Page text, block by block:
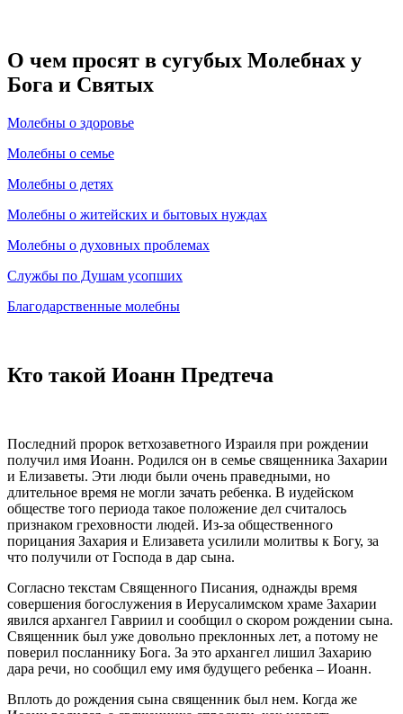
О чем просят в сугубых Молебнах у
Бога и Святых
Молебны о здоровье
Молебны о семье
Молебны о детях
Молебны о житейских и бытовых нуждах
Молебны о духовных проблемах
Службы по Душам усопших
Благодарственные молебны
Кто такой Иоанн Предтеча
Последний пророк ветхозаветного Израиля при рождении
получил имя Иоанн. Родился он в семье священника Захарии
и Елизаветы. Эти люди были очень праведными, но
длительное время не могли зачать ребенка. В иудейском
обществе того периода такое положение дел считалось
признаком греховности людей. Из-за общественного
порицания Захария и Елизавета усилили молитвы к Богу, за
что получили от Господа в дар сына.
Согласно текстам Священного Писания, однажды время
совершения богослужения в Иерусалимском храме Захарии
явился архангел Гавриил и сообщил о скором рождении сына.
Священник был уже довольно преклонных лет, а потому не
поверил посланнику Бога. За это архангел лишил Захарию
дара речи, но сообщил ему имя будущего ребенка – Иоанн.
Вплоть до рождения сына священник был нем. Когда же